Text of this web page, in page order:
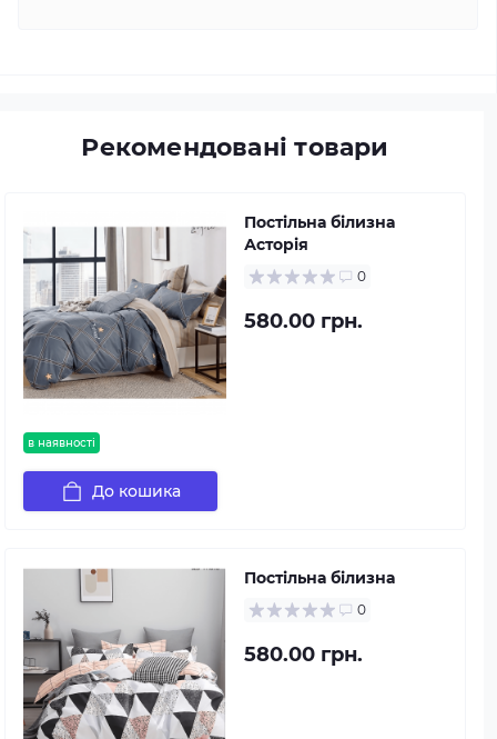
Рекомендовані товари
в наявності
Постільна білизна
Асторія
0
580.00 грн.
До кошика
Постільна білизна
0
580.00 грн.